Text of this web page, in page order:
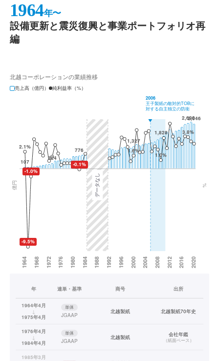
1964年〜
設備更新と震災復興と事業ポートフォリオ再
編
北越コーポレーションの業績推移
売上高（億円）
純利益率（%）
年 連単・基準 商号 出所
1964年4月
↓
1975年4月
単体
JGAAP
北越製紙 北越製紙70年史
1976年4月
↓
1984年4月
単体
JGAAP
北越製紙 会社年鑑
（紙面ベース）
1985年3月